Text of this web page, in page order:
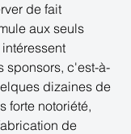
de fait
aux seuls
sponsors, c'est-à-
dizaines de
forte notoriété,
de